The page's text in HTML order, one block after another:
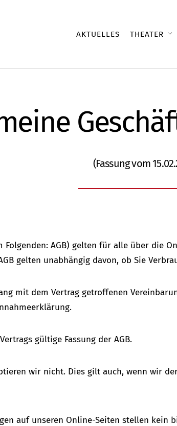
AKTUELLES THEATER
(Fassung vom
AGB) gelten für alle über die
gelten unabhängig davon, ob Sie
mit dem Vertrag getroffenen
gültige Fassung der AGB.
wir nicht. Dies gilt auch, wenn wir
auf unseren Online-Seiten stellen kein